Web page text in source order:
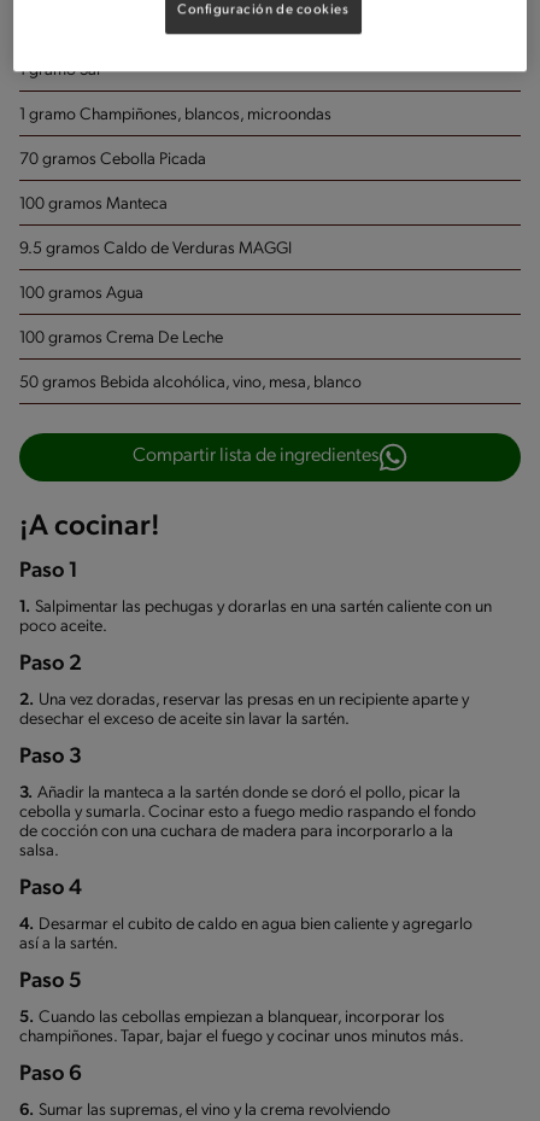
1 gramo Sal
1 gramo Champiñones, blancos, microondas
70 gramos Cebolla Picada
100 gramos Manteca
9.5 gramos Caldo de Verduras MAGGI
100 gramos Agua
100 gramos Crema De Leche
50 gramos Bebida alcohólica, vino, mesa, blanco
Compartir lista de ingredientes
¡A cocinar!
Paso 1
1. Salpimentar las pechugas y dorarlas en una sartén caliente con un
poco aceite.
Paso 2
2. Una vez doradas, reservar las presas en un recipiente aparte y
desechar el exceso de aceite sin lavar la sartén.
Paso 3
3. Añadir la manteca a la sartén donde se doró el pollo, picar la
cebolla y sumarla. Cocinar esto a fuego medio raspando el fondo
de cocción con una cuchara de madera para incorporarlo a la
salsa.
Paso 4
4. Desarmar el cubito de caldo en agua bien caliente y agregarlo
así a la sartén.
Paso 5
5. Cuando las cebollas empiezan a blanquear, incorporar los
champiñones. Tapar, bajar el fuego y cocinar unos minutos más.
Paso 6
6. Sumar las supremas, el vino y la crema revolviendo
Configuración de cookies